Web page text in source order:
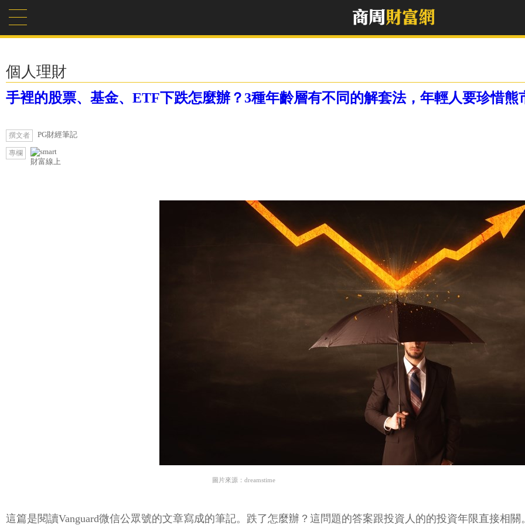
個人理財
手裡的股票、基金、ETF下跌怎麼辦？3種年齡層有不同的解套法，年輕人要珍惜熊
撰文者 PG財經筆記
專欄
財富線上
圖片來源：dreamstime
這篇是閱讀Vanguard微信公眾號的文章寫成的筆記。跌了怎麼辦？這問題的答案跟投資人的的投資年限直接相關